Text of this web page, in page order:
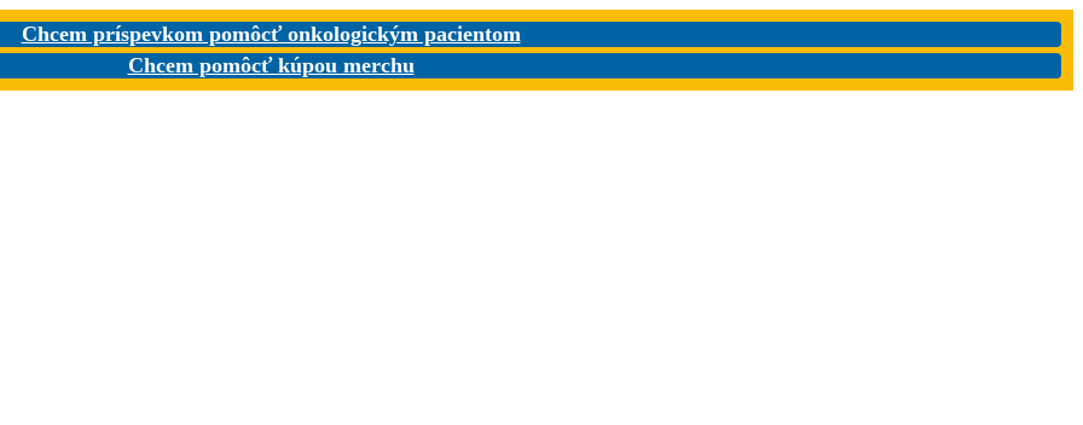
Chcem príspevkom pomôcť onkologickým pacientom
Chcem pomôcť kúpou merchu